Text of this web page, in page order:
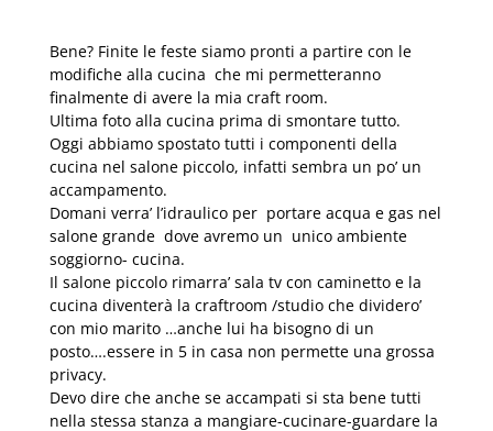
Bene? Finite le feste siamo pronti a partire con le
modifiche alla cucina che mi permetteranno
finalmente di avere la mia craft room.
Ultima foto alla cucina prima di smontare tutto.
Oggi abbiamo spostato tutti i componenti della
cucina nel salone piccolo, infatti sembra un po’ un
accampamento.
Domani verra’ l’idraulico per portare acqua e gas nel
salone grande dove avremo un unico ambiente
soggiorno- cucina.
Il salone piccolo rimarra’ sala tv con caminetto e la
cucina diventerà la craftroom /studio che dividero’
con mio marito …anche lui ha bisogno di un
posto….essere in 5 in casa non permette una grossa
privacy.
Devo dire che anche se accampati si sta bene tutti
nella stessa stanza a mangiare-cucinare-guardare la